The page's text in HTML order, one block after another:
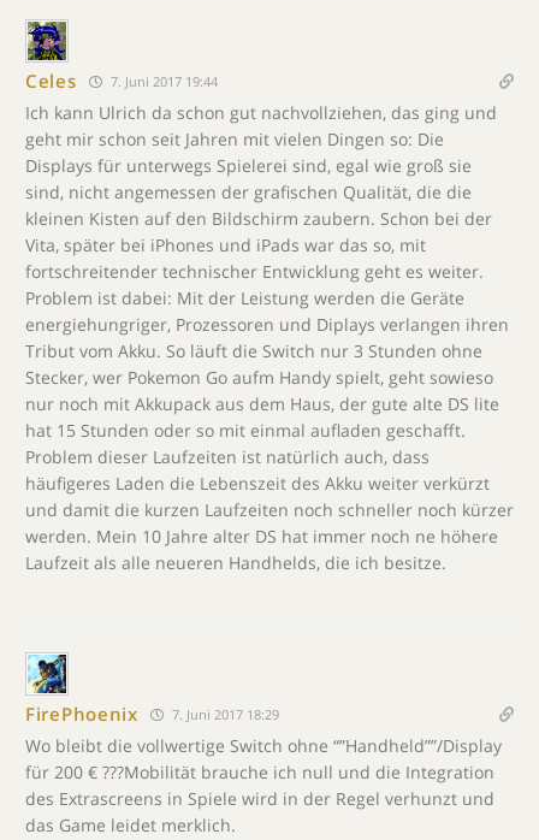
Celes 7. Juni 2017 19:44
Ich kann Ulrich da schon gut nachvollziehen, das ging und
geht mir schon seit Jahren mit vielen Dingen so: Die
Displays für unterwegs Spielerei sind, egal wie groß sie
sind, nicht angemessen der grafischen Qualität, die die
kleinen Kisten auf den Bildschirm zaubern. Schon bei der
Vita, später bei iPhones und iPads war das so, mit
fortschreitender technischer Entwicklung geht es weiter.
Problem ist dabei: Mit der Leistung werden die Geräte
energiehungriger, Prozessoren und Diplays verlangen ihren
Tribut vom Akku. So läuft die Switch nur 3 Stunden ohne
Stecker, wer Pokemon Go aufm Handy spielt, geht sowieso
nur noch mit Akkupack aus dem Haus, der gute alte DS lite
hat 15 Stunden oder so mit einmal aufladen geschafft.
Problem dieser Laufzeiten ist natürlich auch, dass
häufigeres Laden die Lebenszeit des Akku weiter verkürzt
und damit die kurzen Laufzeiten noch schneller noch kürzer
werden. Mein 10 Jahre alter DS hat immer noch ne höhere
Laufzeit als alle neueren Handhelds, die ich besitze.
FirePhoenix 7. Juni 2017 18:29
Wo bleibt die vollwertige Switch ohne “”Handheld””/Display
für 200 € ???Mobilität brauche ich null und die Integration
des Extrascreens in Spiele wird in der Regel verhunzt und
das Game leidet merklich.